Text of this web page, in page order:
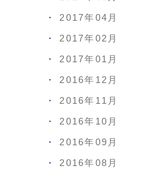
2017年04月
2017年02月
2017年01月
2016年12月
2016年11月
2016年10月
2016年09月
2016年08月